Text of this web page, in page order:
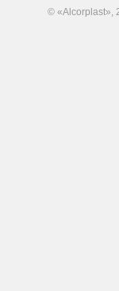
© «Alcorplast»,